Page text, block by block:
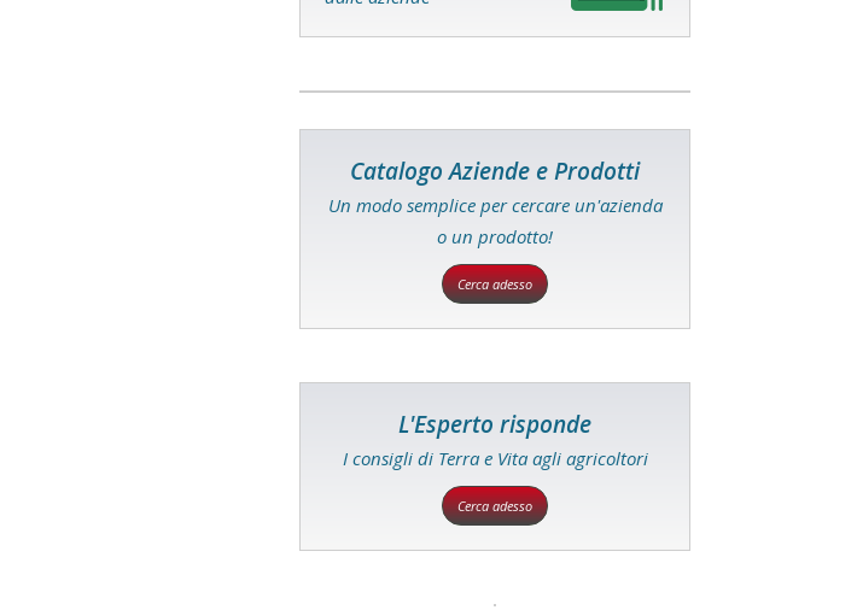
Catalogo Aziende e Prodotti
Un modo semplice per cercare un'azienda
o un prodotto!
Cerca adesso
L'Esperto risponde
I consigli di Terra e Vita agli agricoltori
Cerca adesso